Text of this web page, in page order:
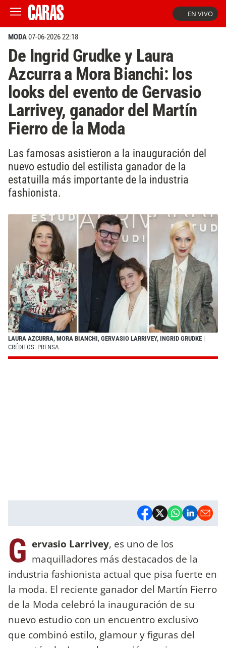
EN VIVO
MODA07-06-2026 22:18
De Ingrid Grudke y Laura
Azcurra a Mora Bianchi: los
looks del evento de Gervasio
Larrivey, ganador del Martín
Fierro de la Moda
Las famosas asistieron a la inauguración del
nuevo estudio del estilista ganador de la
estatuilla más importante de la industria
fashionista.
LAURA AZCURRA, MORA BIANCHI, GERVASIO LARRIVEY, INGRID GRUDKE |
CRÉDITOS: PRENSA
G ervasio Larrivey, es uno de los
maquilladores más destacados de la
industria fashionista actual que pisa fuerte en
la moda. El reciente ganador del Martín Fierro
de la Moda celebró la inauguración de su
nuevo estudio con un encuentro exclusivo
que combinó estilo, glamour y figuras del